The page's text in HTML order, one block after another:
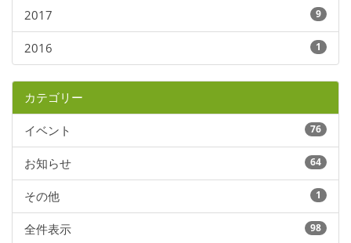
2017 9
2016 1
カテゴリー
イベント 76
お知らせ 64
その他 1
全件表示 98